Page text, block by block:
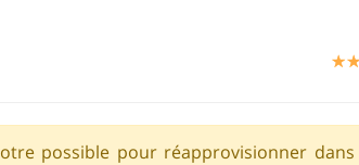
☆☆
★★
possible pour réapprovisionner dans